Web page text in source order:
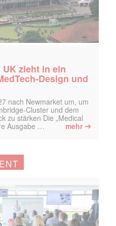
zieht in ein
Design und
nach Newmarket um, um
Cluster und dem
zu stärken Die „Medical
Ausgabe …
mehr ➔